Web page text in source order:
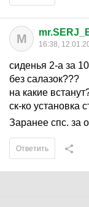
M 16:38,
сиденья 2-а за
без салазок???
на какие
ск-ко установка
Заранее спс. за
Ответить